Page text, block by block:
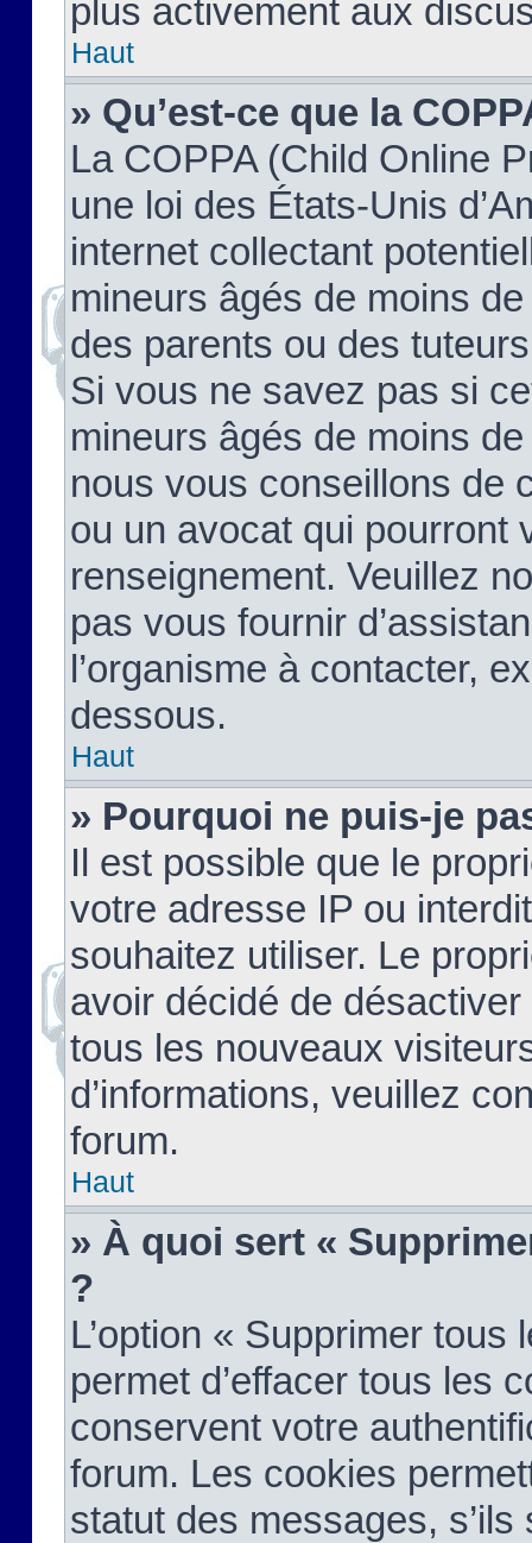
plus activement aux
Haut
» Qu’est-ce que la
La COPPA (Child Online
une loi des États-Unis
internet collectant
mineurs âgés de moins
des parents ou des
Si vous ne savez pas si
mineurs âgés de moins
nous vous conseillons de
ou un avocat qui pourront
renseignement. Veuillez
pas vous fournir
l’organisme à contacter,
dessous.
Haut
» Pourquoi ne puis-je
Il est possible que le
votre adresse IP ou
souhaitez utiliser. Le
avoir décidé de
tous les nouveaux
d’informations, veuillez
forum.
Haut
» À quoi sert «
?
L’option « Supprimer
permet d’effacer tous les
conservent votre
forum. Les cookies
statut des messages,